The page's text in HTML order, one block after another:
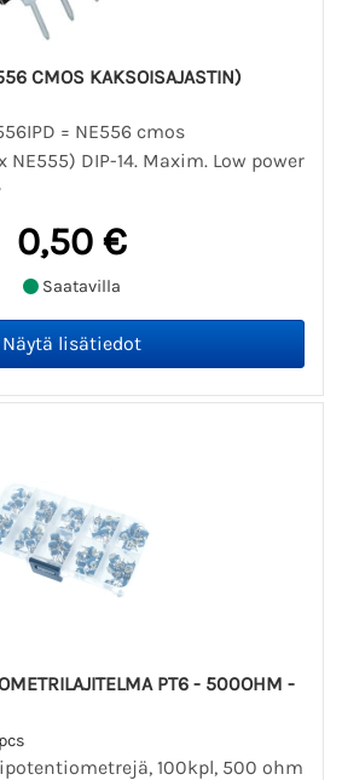
CMOS KAKSOISAJASTIN)
= NE556 cmos
DIP-14. Maxim. Low power
0,50 €
Saatavilla
PT6 - 500OHM -
100kpl, 500 ohm